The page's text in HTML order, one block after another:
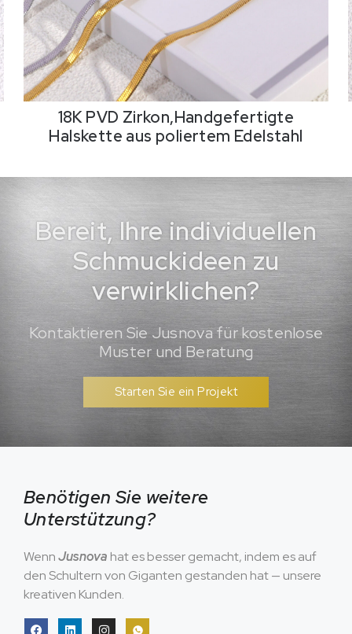
18K PVD Zirkon,Handgefertigte
Halskette aus poliertem Edelstahl
Bereit, Ihre individuellen
Schmuckideen zu
verwirklichen?
Kontaktieren Sie Jusnova für kostenlose
Muster und Beratung
Starten Sie ein Projekt
Benötigen Sie weitere
Unterstützung?
WennJusnova hat es besser gemacht, indem es auf
den Schultern von Giganten gestanden hat — unsere
kreativen Kunden.